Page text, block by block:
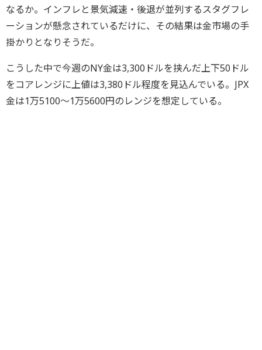
なるか。インフレと景気減速・後退が並列するスタグフレ
ーションが懸念されているだけに、その結果は金市場の手
掛かりとなりそうだ。
こうした中で今週のNY金は3,300ドルを挟んだ上下50ドル
をコアレンジに上値は3,380ドル程度を見込んでいる。JPX
金は1万5100～1万5600円のレンジを想定している。